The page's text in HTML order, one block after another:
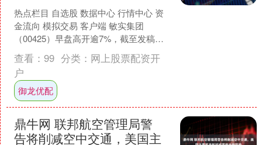
热点栏目 自选股 数据中心 行情中心 资
金流向 模拟交易 客户端 敏实集团
（00425）早盘高开逾7%，截至发稿，
股价上涨4.12%，现报35.86港元，成交
额....
查看： 99 分类： 网上股票配资开
户
御龙优配
鼎牛网 联邦航空管理局警
告将削减空中交通，美国主